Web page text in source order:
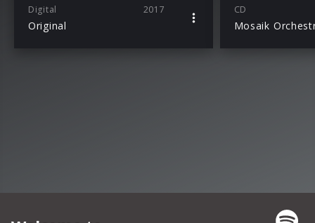
Digital 2017
Original
CD